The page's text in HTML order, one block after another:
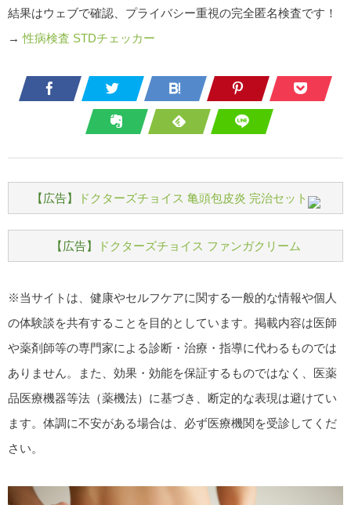
結果はウェブで確認、プライバシー重視の完全匿名検査です！
→性病検査 STDチェッカー
【広告】 ドクターズチョイス 亀頭包皮炎 完治セット
【広告】 ドクターズチョイス ファンガクリーム
※当サイトは、健康やセルフケアに関する一般的な情報や個人
の体験談を共有することを目的としています。掲載内容は医師
や薬剤師等の専門家による診断・治療・指導に代わるものでは
ありません。また、効果・効能を保証するものではなく、医薬
品医療機器等法（薬機法）に基づき、断定的な表現は避けてい
ます。体調に不安がある場合は、必ず医療機関を受診してくだ
さい。